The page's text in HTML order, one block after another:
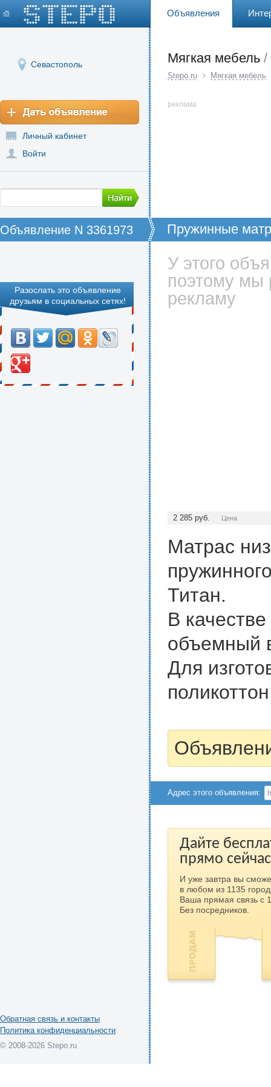
Объявления
Севастополь
Личный кабинет
Войти
Мягкая мебель /
Stepo.ru Мягкая мебель
реклама
Объявление N 3361973 Пружинные
Разослать это объявление
друзьям в социальных сетях!
У этого
поэтому мы
рекламу
2 285 руб. Цена
Матрас
Титан.
В
объемный
Для
Адрес этого объявления:
Дайте
прямо
И уже завтра вы
в любом из 1135
Ваша прямая связь с
Без посредников.
Обратная связь и контакты
Политика конфиденциальности
© 2008-2026 Stepo.ru